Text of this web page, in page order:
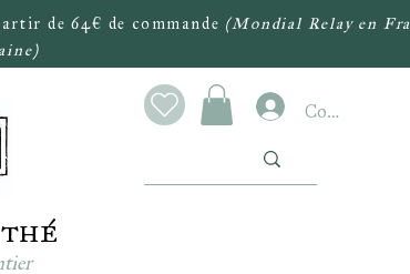
de 64€ de commande (Mondial Relay en
Connexion
thé